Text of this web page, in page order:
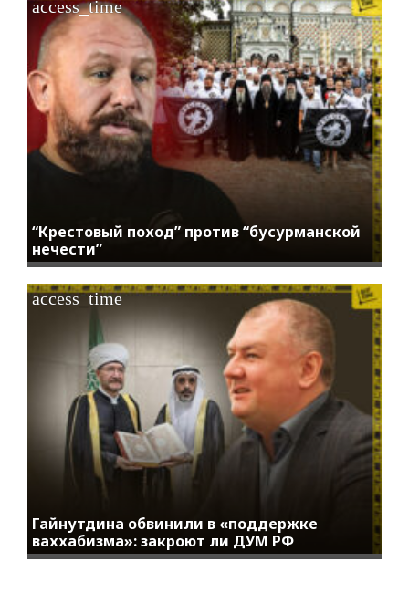
“Крестовый поход” против “бусурманской
нечести”
access_time
Гайнутдина обвинили в «поддержке
ваххабизма»: закроют ли ДУМ РФ
access_time